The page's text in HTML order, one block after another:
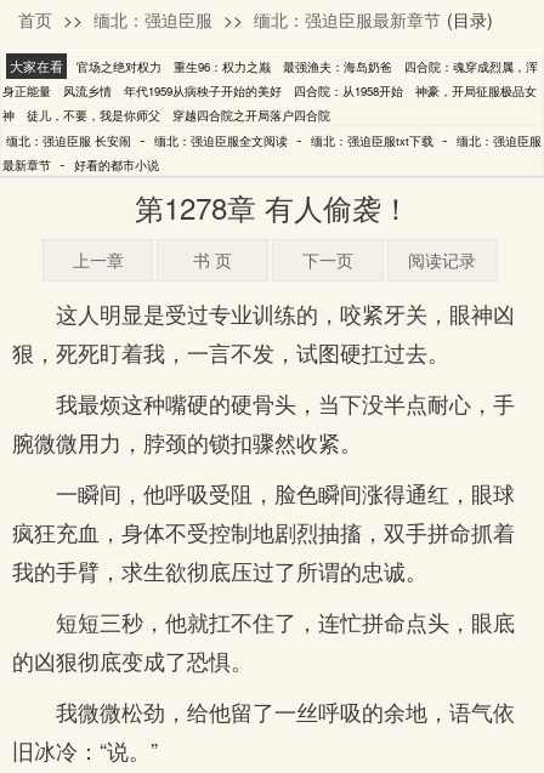
长安闹
首页 >> 缅北：强迫臣服 >> 缅北：强迫臣服最新章节 (目录)
大家在看 官场之绝对权力 重生96：权力之巅 最强渔夫：海岛奶爸
四合院：魂穿成烈属，浑
身正能量
风流乡情 年代1959从病秧子开始的美好 四合院：从1958开始
神豪，开局征服极品女
神
徒儿，不要，我是你师父
穿越四合院之开局落户四合院
缅北：强迫臣服 长安闹 - 缅北：强迫臣服全文阅读 - 缅北：强迫臣服txt下载 - 缅北：强迫臣服
最新章节 - 好看的都市小说
第1278章 有人偷袭！
上一章 书 页 下一页 阅读记录
这人明显是受过专业训练的，咬紧牙关，眼神凶
狠，死死盯着我，一言不发，试图硬扛过去。
我最烦这种嘴硬的硬骨头，当下没半点耐心，手
腕微微用力，脖颈的锁扣骤然收紧。
一瞬间，他呼吸受阻，脸色瞬间涨得通红，眼球
疯狂充血，身体不受控制地剧烈抽搐，双手拼命抓着
我的手臂，求生欲彻底压过了所谓的忠诚。
短短三秒，他就扛不住了，连忙拼命点头，眼底
的凶狠彻底变成了恐惧。
我微微松劲，给他留了一丝呼吸的余地，语气依
旧冰冷：“说。”